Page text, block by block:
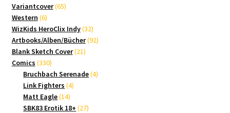
Variantcover 6565
Western 66
Produkte
WizKids HeroClix Indy 3232
Produkte
Artbooks/Alben/Bücher 9292
Blank Sketch Cover 2121
Comics 330330
Produkte
Bruchbach Serenade 44
Link Fighters 44
Matt Eagle 1414
Produkte
SBK83 Erotik 18+ 2727